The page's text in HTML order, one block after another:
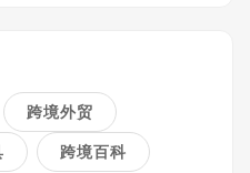
跨境外贸
跨境百科